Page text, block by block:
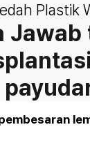
Plastik